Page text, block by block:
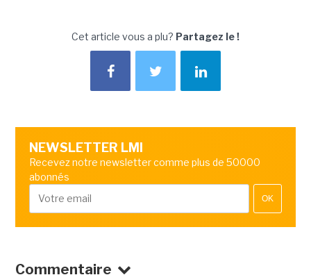
Cet article vous a plu? Partagez le !
NEWSLETTER LMI
Recevez notre newsletter comme plus de 50000
abonnés
OK
Commentaire